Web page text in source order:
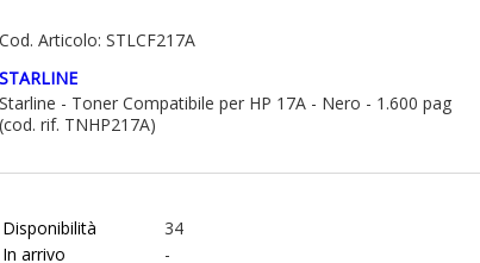
Cod. Articolo: STLCF217A
STARLINE
Starline - Toner Compatibile per HP 17A - Nero - 1.600 pag
(cod. rif. TNHP217A)
Disponibilità
34
In arrivo
-